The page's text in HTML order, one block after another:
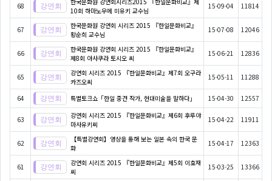
68
10회 하마노우에 미유키 교수님
15-09-04 11814
67
한국문화원 강연회 시리즈 2015 『한일문화비교』
황순희 교수님
15-07-08 12046
66
한국문화원 강연회 시리즈 2015 『한일문화비교』
제8회 아사쿠라 토시오 씨
15-06-21 12836
65
강연회 시리즈 2015 『한일문화비교』제7회 오구라
카즈오씨
15-05-11 11288
64 특별토크쇼「한일 중견 작가, 현대미술을 말하다」 15-04-30 12557
63
강연회 시리즈 2015 『한일문화비교』제6회 후루야
마사유키씨
15-04-22 11911
62
【특별강연회】영상을 통해 보는 일본 속의 한국 문
화
15-04-17 12363
61
강연회 시리즈 2015 『한일문화비교』제5회 이효재
씨
15-03-25 13366